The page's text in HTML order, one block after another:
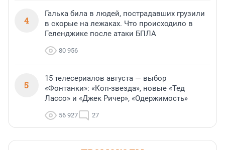
4
Галька била в людей, пострадавших грузили
в скорые на лежаках. Что происходило в
Геленджике после атаки БПЛА
80 956
5
15 телесериалов августа — выбор
«Фонтанки»: «Коп-звезда», новые «Тед
Лассо» и «Джек Ричер», «Одержимость»
56 927 27